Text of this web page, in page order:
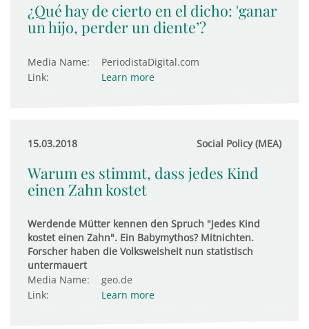
¿Qué hay de cierto en el dicho: 'ganar
un hijo, perder un diente’?
Media Name:
PeriodistaDigital.com
Link:
Learn more
15.03.2018 Social Policy (MEA)
Warum es stimmt, dass jedes Kind
einen Zahn kostet
Werdende Mütter kennen den Spruch "Jedes Kind
kostet einen Zahn". Ein Babymythos? Mitnichten.
Forscher haben die Volksweisheit nun statistisch
untermauert
Media Name:
geo.de
Link:
Learn more